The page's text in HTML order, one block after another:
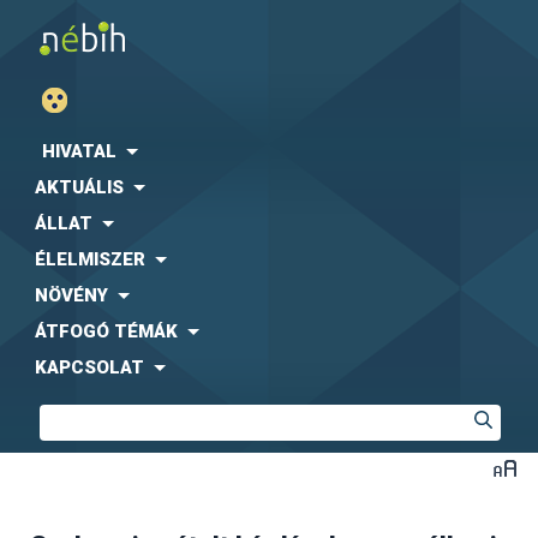
HIVATAL
AKTUÁLIS
ÁLLAT
ÉLELMISZER
NÖVÉNY
ÁTFOGÓ TÉMÁK
KAPCSOLAT